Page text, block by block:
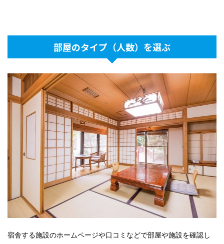
部屋のタイプ（人数）を選ぶ
宿舎する施設のホームページや口コミなどで部屋や施設を確認し